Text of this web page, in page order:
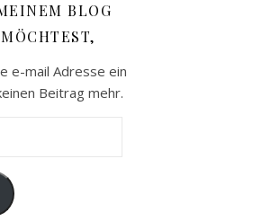
BLOG
e-mail Adresse ein
Beitrag mehr.